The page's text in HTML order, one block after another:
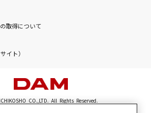
取得について
イト）
CO.,LTD. All Rights Reserved.